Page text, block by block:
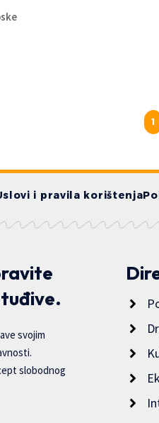
1
i pravila korištenja
svojim
slobodnog